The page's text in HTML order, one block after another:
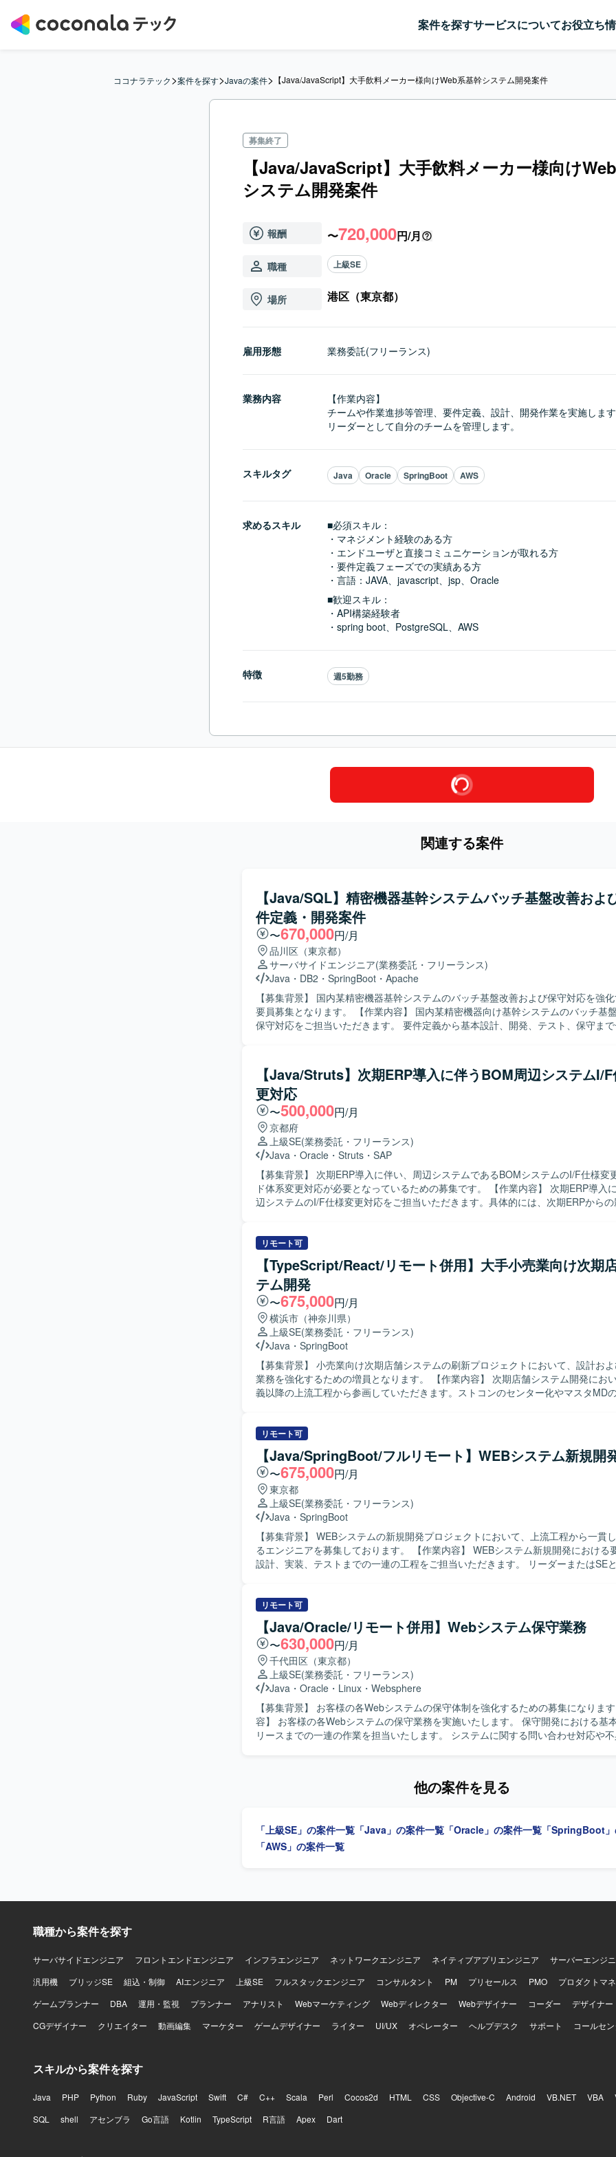
案件を探すサービスについてお役立ち
ココナラテック>案件を探す>Javaの案件> 【Java/JavaScript】大手飲料メーカー様向けWeb系基幹システム開発案件
募集終了
【Java/JavaScript】大手飲料メーカー様向け
システム開発案件
報酬 〜720,000円/月
職種 上級SE
場所 港区（東京都）
雇用形態 業務委託(フリーランス)
業務内容
【作業内容】
チームや作業進捗等管理、要件定義、設計、開発作業を実施しま
リーダーとして自分のチームを管理します。
スキルタグ Java Oracle SpringBoot AWS
求めるスキル
■必須スキル：
・マネジメント経験のある方
・エンドユーザと直接コミュニケーションが取れる方
・要件定義フェーズでの実績ある方
・言語：JAVA、javascript、jsp、Oracle
■歓迎スキル：
・API構築経験者
・spring boot、PostgreSQL、AWS
特徴 週5勤務
関連する案件
【Java/SQL】精密機器基幹システムバッチ基盤改善およ
件定義・開発案件
〜670,000円/月
品川区（東京都）
サーバサイドエンジニア(業務委託・フリーランス)
Java ・ DB2 ・ SpringBoot ・ Apache
【募集背景】 国内某精密機器基幹システムのバッチ基盤改善および保守対応を強
要員募集となります。 【作業内容】 国内某精密機器向け基幹システムのバッチ基盤改善および
保守対応をご担当いただきます。 要件定義から基本設計、開発、テスト、保守ま
ケーションを通じて要件ヒアリングや仕様調整を行い、システム品質向上に向けた
行っていただきます。 【求める人物像】 技術的な課題に対して前向きかつ柔軟に取り組み、自
らコミュニケーションを取りながら業務を推進できる方を求めております。 要件
工程にも主体的に関わり、長期的な視点でシステム改善に貢献していただける方が
す。 【ポジションの魅力】 基幹システムのバッチ基盤改善という重要度の高い領域に携わるこ
とで、上流工程から保守まで一貫した経験を積むことができます。 REST APIベー
Spring Boot、DB2 for i、Apache Airflowなどの技術に触れながら、バッチ基盤の設
パフォーマンスチューニングの知見を高めることができます。 【開発環境】 Javaを中心とした
バッチ基盤環境を想定しており、REST APIベースのアーキテクチャやSQLストア
ャを活用した構成となります。 今後、Spring BootやJDK21以上、DB2 for i、
Python、生成AIツールなどの活用も見込まれております。
【Java/Struts】次期ERP導入に伴うBOM周辺システムI/
更対応
〜500,000円/月
京都府
上級SE(業務委託・フリーランス)
Java ・ Oracle ・ Struts ・ SAP
【募集背景】 次期ERP導入に伴い、周辺システムであるBOMシステムのI/F仕様変
ド体系変更対応が必要となっているための募集です。 【作業内容】 次期ERP導入に伴うBOM周
辺システムのI/F仕様変更対応をご担当いただきます。具体的には、次期ERPから
存資料やソースコードから主体的に調査を行い、不明点を周囲へ確認しながら進め
求めています。また、コミュニケーションが円滑で、チームと協調して業務を進め
歓迎いたします。 【ポジションの魅力】 ERP導入という全社的な取り組みにおいて、周辺シス
テムの改修方針策定から実装・テストまで一貫して携わることができます。要件定
流工程から開発工程まで幅広い経験を積むことができ、ERP連携やI/F仕様変更の
れる環境です。 【開発環境】 Java（Struts）、Oracleを用いた既存BOM周辺システムの開発環
境となります。
リモート可
【TypeScript/React/リモート併用】大手小売業向け次期
テム開発
〜675,000円/月
横浜市（神奈川県）
上級SE(業務委託・フリーランス)
Java ・ SpringBoot
【募集背景】 小売業向け次期店舗システムの刷新プロジェクトにおいて、設計お
業務を強化するための増員となります。 【作業内容】 次期店舗システム開発において、要件定
義以降の上流工程から参画していただきます。ストコンのセンター化やマスタMD
された設計書や成果物の品質確認も実施していただきます。 【求める人物像】 上流工程から主
体的に参画し、関係者とコミュニケーションを取りながらシステム全体を見渡した
ューができる方を求めています。複数技術スタックを横断してキャッチアップしつ
こだわって責任感を持って業務を進めていただける方を歓迎いたします。 【ポジションの魅
力】 大手小売業向けの大規模システム刷新プロジェクトに長期で参画でき、クラ
ター化などの構想から詳細設計・レビューまで一貫して関わることができます。フ
ドからバックエンドまで幅広い技術スタックや、大規模トラフィックを扱うシステ
見を深めることができる環境です。 【開発環境】 TypeScript、React、React Native、Java、
SpringBoot、クラウド環境（AWS想定）を用いたシステム開発となります。
リモート可
【Java/SpringBoot/フルリモート】WEBシステム新規開
〜675,000円/月
東京都
上級SE(業務委託・フリーランス)
Java ・ SpringBoot
【募集背景】 WEBシステムの新規開発プロジェクトにおいて、上流工程から一貫
るエンジニアを募集しております。 【作業内容】 WEBシステム新規開発における要件定義から
設計、実装、テストまでの一連の工程をご担当いただきます。 リーダーまたはSE
【ポジションの魅力】 新規開発プロジェクトの上流から参画できるため、要件定
スまで一貫して関わることができ、スキルの幅を広げていただけます。 【開発環境】 Javaおよ
びSpringBootを用いたWEBシステム開発環境となります。
リモート可
【Java/Oracle/リモート併用】Webシステム保守業務
〜630,000円/月
千代田区（東京都）
上級SE(業務委託・フリーランス)
Java ・ Oracle ・ Linux ・ Websphere
【募集背景】 お客様の各Webシステムの保守体制を強化するための募集になります。 【作
容】 お客様の各Webシステムの保守業務を実施いたします。 保守開発における基
リースまでの一連の作業を担当いたします。 システムに関する問い合わせ対応や
務を通じて、設計からリリースまで一貫した経験を積むことができます。 問い合
他の案件を見る
「上級SE」の案件一覧 「Java」の案件一覧 「Oracle」の案件一覧 「SpringBoot
「AWS」の案件一覧
職種から案件を探す
サーバサイドエンジニア フロントエンドエンジニア インフラエンジニア ネットワークエンジニア ネイティブアプリエンジニア
サーバーエンジ
汎用機
ブリッジSE 組込・制御 AIエンジニア 上級SE フルスタックエンジニア コンサルタント PM プリセールス PMO
プロダクトマ
ゲームプランナー
DBA 運用・監視 プランナー アナリスト Webマーケティング Webディレクター Webデザイナー コーダー
デザイナー
CGデザイナー
クリエイター 動画編集 マーケター ゲームデザイナー ライター UI/UX オペレーター ヘルプデスク サポート コールセ
スキルから案件を探す
Java PHP Python Ruby JavaScript Swift C# C++ Scala Perl Cocos2d HTML CSS Objective-C Android VB.NET VBA
SQL
shell アセンブラ Go言語 Kotlin TypeScript R言語 Apex Dart